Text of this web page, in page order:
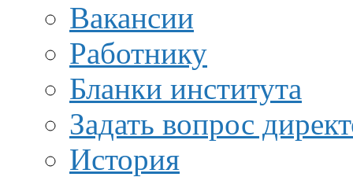
Вакансии
Работнику
Бланки института
Задать вопрос
История